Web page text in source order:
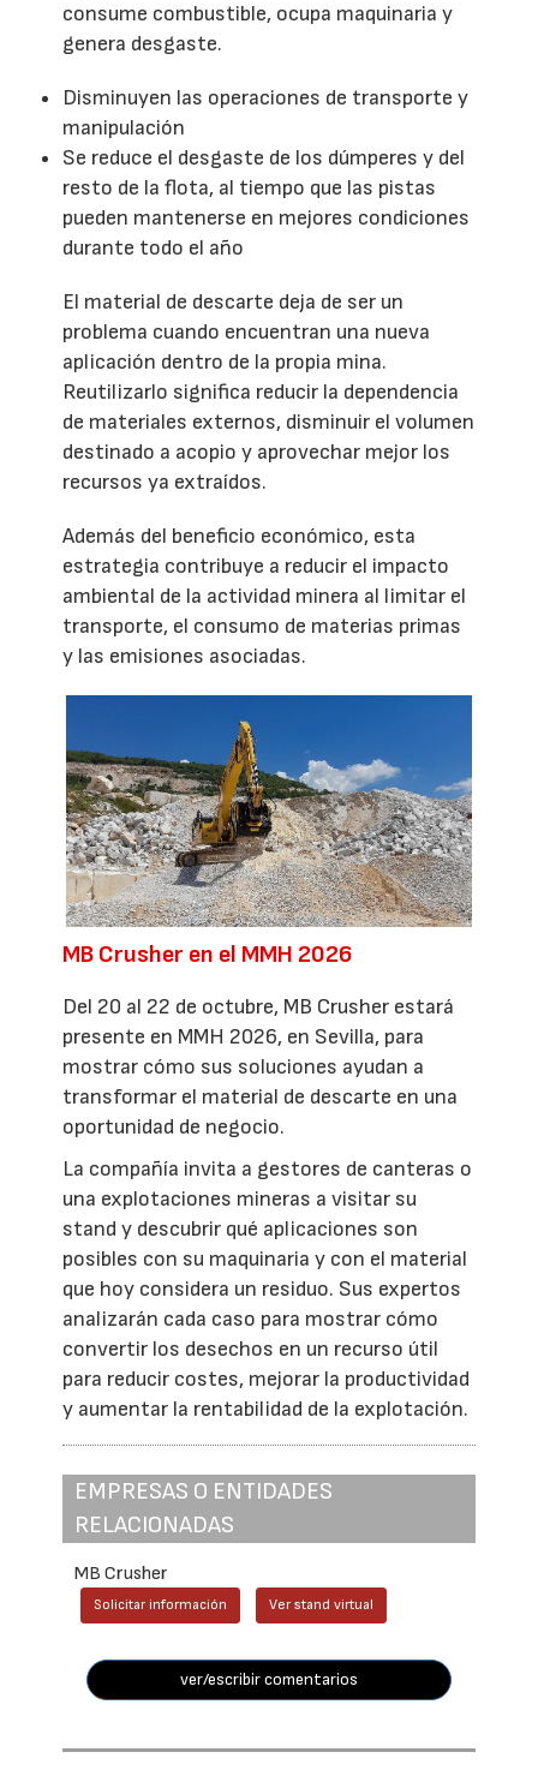
consume combustible, ocupa maquinaria y
genera desgaste.
Disminuyen las operaciones de transporte y
manipulación
Se reduce el desgaste de los dúmperes y del
resto de la flota, al tiempo que las pistas
pueden mantenerse en mejores condiciones
durante todo el año
El material de descarte deja de ser un
problema cuando encuentran una nueva
aplicación dentro de la propia mina.
Reutilizarlo significa reducir la dependencia
de materiales externos, disminuir el volumen
destinado a acopio y aprovechar mejor los
recursos ya extraídos.
Además del beneficio económico, esta
estrategia contribuye a reducir el impacto
ambiental de la actividad minera al limitar el
transporte, el consumo de materias primas
y las emisiones asociadas.
MB Crusher en el MMH 2026
Del 20 al 22 de octubre, MB Crusher estará
presente en MMH 2026, en Sevilla, para
mostrar cómo sus soluciones ayudan a
transformar el material de descarte en una
oportunidad de negocio.
La compañía invita a gestores de canteras o
una explotaciones mineras a visitar su
stand y descubrir qué aplicaciones son
posibles con su maquinaria y con el material
que hoy considera un residuo. Sus expertos
analizarán cada caso para mostrar cómo
convertir los desechos en un recurso útil
para reducir costes, mejorar la productividad
y aumentar la rentabilidad de la explotación.
EMPRESAS O ENTIDADES
RELACIONADAS
MB Crusher
Solicitar información Ver stand virtual
ver/escribir comentarios